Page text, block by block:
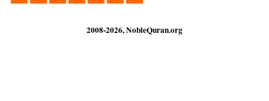
2008-2026, NobleQuran.org